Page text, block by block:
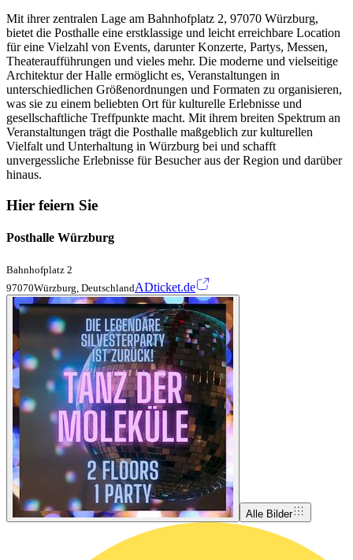
Mit ihrer zentralen Lage am Bahnhofplatz 2, 97070 Würzburg,
bietet die Posthalle eine erstklassige und leicht erreichbare Location
für eine Vielzahl von Events, darunter Konzerte, Partys, Messen,
Theateraufführungen und vieles mehr. Die moderne und vielseitige
Architektur der Halle ermöglicht es, Veranstaltungen in
unterschiedlichen Größenordnungen und Formaten zu organisieren,
was sie zu einem beliebten Ort für kulturelle Erlebnisse und
gesellschaftliche Treffpunkte macht. Mit ihrem breiten Spektrum an
Veranstaltungen trägt die Posthalle maßgeblich zur kulturellen
Vielfalt und Unterhaltung in Würzburg bei und schafft
unvergessliche Erlebnisse für Besucher aus der Region und darüber
hinaus.
Hier feiern Sie
Posthalle Würzburg
Bahnhofplatz 2
97070Würzburg, DeutschlandADticket.de
Alle Bilder